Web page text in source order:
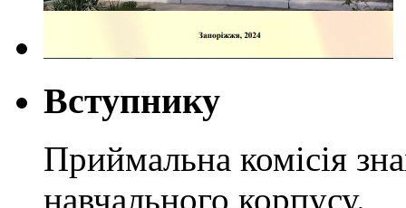
Вступнику
Приймальна комісія
навчального корпусу.